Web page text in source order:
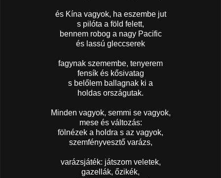
és Kína vagyok, ha eszembe jut
s pilóta a föld felett,
bennem robog a nagy Pacific
és lassú gleccserek
fagynak szemembe, tenyerem
fensík és kősivatag
s belőlem ballagnak ki a
holdas országutak.
Minden vagyok, semmi se vagyok,
mese és változás:
fölnézek a holdra s az vagyok,
szemfényvesztő varázs,
varázsjáték: játszom veletek,
gazellák, őzikék,